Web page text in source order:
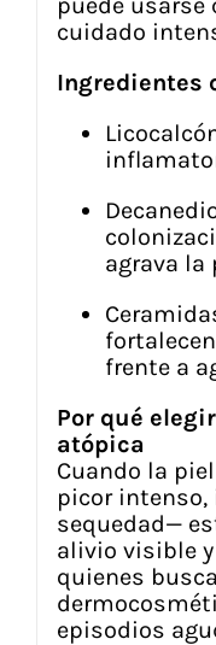
cuidado
Ingredientes
agrava la
frente a
Por qué
atópica
Cuando la
picor intenso,
sequedad—
alivio visible
quienes
episodios